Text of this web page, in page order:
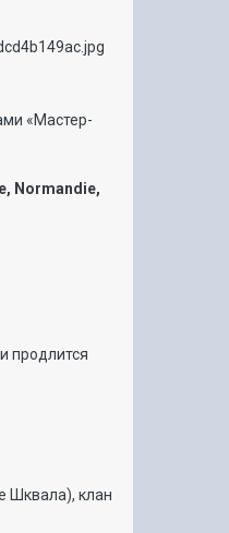
«Мастер-
Normandie,
продлится
Шквала), клан